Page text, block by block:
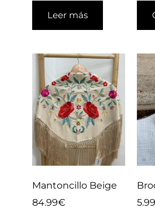
Leer más
Mantoncillo Beige
84.99€
5.99